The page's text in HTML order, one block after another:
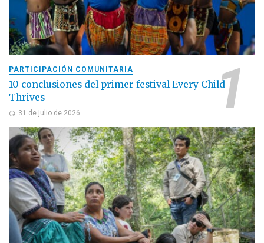
PARTICIPACIÓN COMUNITARIA
10 conclusiones del primer festival Every Child
Thrives
31 de julio de 2026